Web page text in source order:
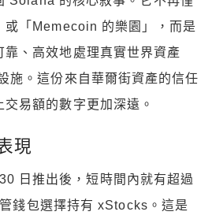
或「Memecoin 的樂園」，而是
、高效地處理真實世界資產
施。這份來自華爾街資產的信任
易額的數字更加深遠。
現
日推出後，短時間內就有超過
錢包選擇持有 xStocks。這是